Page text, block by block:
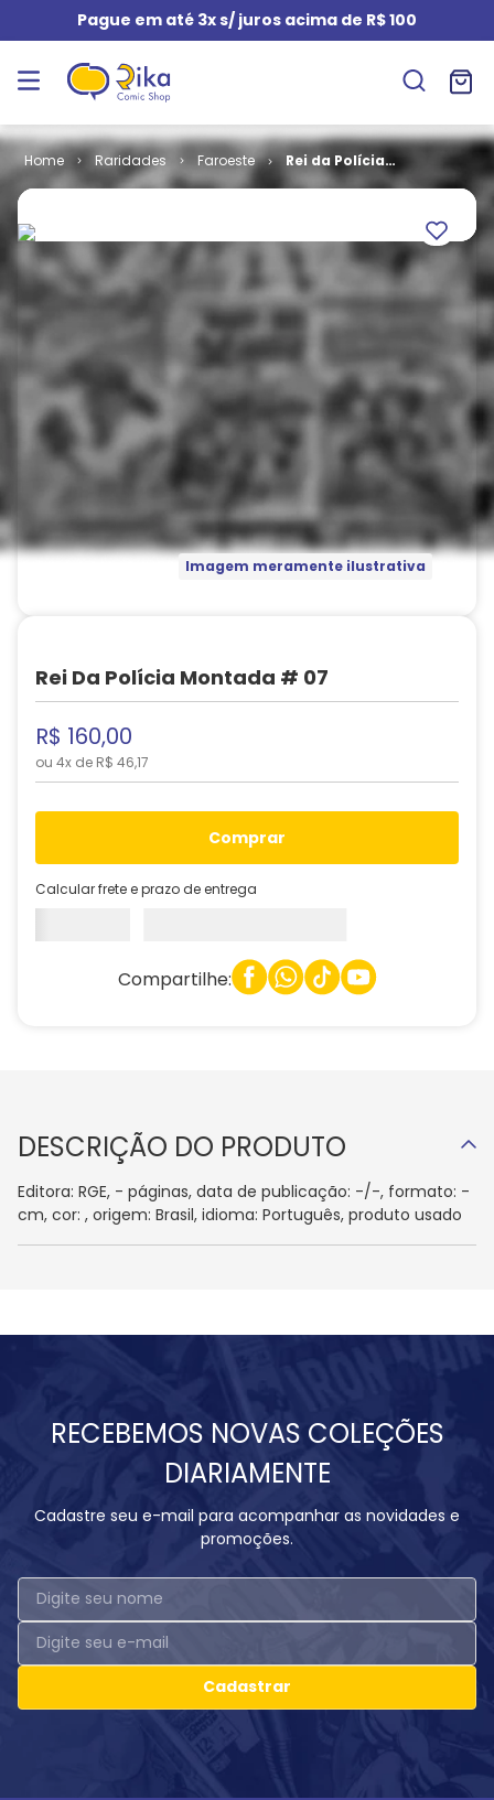
Pague em até 3x s/ juros acima de R$ 100
Raridades Faroeste
Rei da Polícia
Montada # 07
Imagem meramente ilustrativa
Rei Da Polícia Montada # 07
R$ 160,00
ou 4x de R$ 46,17
comprar
Calcular frete e prazo de entrega
Compartilhe:
DESCRIÇÃO DO PRODUTO
Editora: RGE, - páginas, data de publicação: -/-, formato: -
cm, cor: , origem: Brasil, idioma: Português, produto usado
RECEBEMOS NOVAS COLEÇÕES
DIARIAMENTE
Cadastre seu e-mail para acompanhar as novidades e
promoções.
Cadastrar